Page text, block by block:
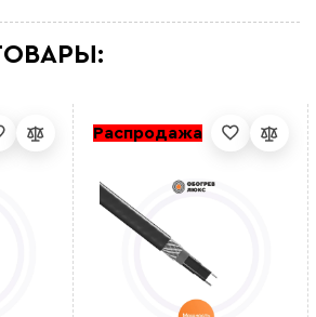
Распродажа